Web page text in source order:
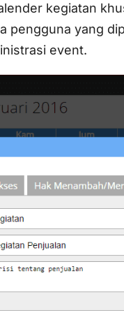
kegiatan
pengguna yang
event.